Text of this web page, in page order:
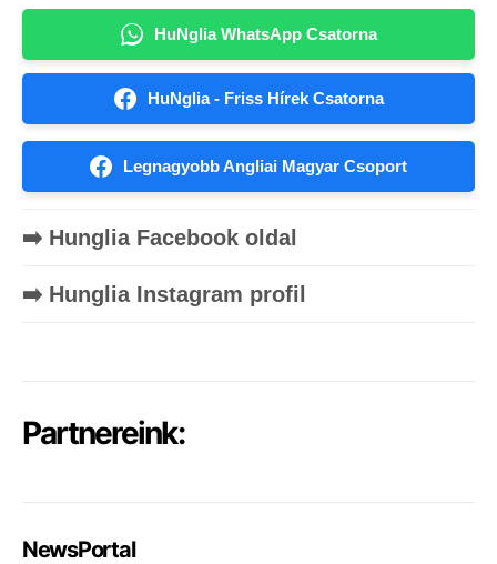
HuNglia WhatsApp Csatorna
HuNglia - Friss Hírek Csatorna
Legnagyobb Angliai Magyar Csoport
➡️ Hunglia Facebook oldal
➡️ Hunglia Instagram profil
Partnereink:
NewsPortal